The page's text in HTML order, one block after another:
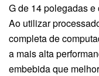
G de 14 polegadas
Ao utilizar
completa de
a mais alta
embebida que